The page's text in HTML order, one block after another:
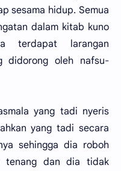
sesama hidup. Semua
dalam kitab kuno
terdapat larangan
didorong oleh nafsu-
yang tadi nyeris
yang tadi secara
sehingga dia roboh
tenang dan dia tidak